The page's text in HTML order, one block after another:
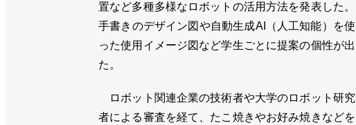
置など多種多様なロボットの活用方法を発表した。
手書きのデザイン図や自動生成AI（人工知能）を使
った使用イメージ図など学生ごとに提案の個性が出
た。
ロボット関連企業の技術者や大学のロボット研究
者による審査を経て、たこ焼きやお好み焼きなどを